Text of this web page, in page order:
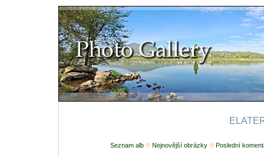
Seznam alb Nejnovější obrázky Poslední